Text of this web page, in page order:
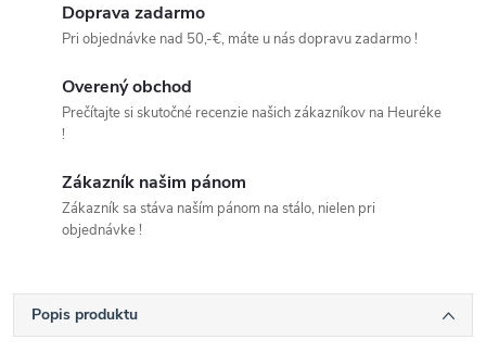
Doprava zadarmo
Pri objednávke nad 50,-€, máte u nás dopravu zadarmo !
Overený obchod
Prečítajte si skutočné recenzie našich zákazníkov na Heuréke
!
Zákazník našim pánom
Zákazník sa stáva naším pánom na stálo, nielen pri
objednávke !
Popis produktu